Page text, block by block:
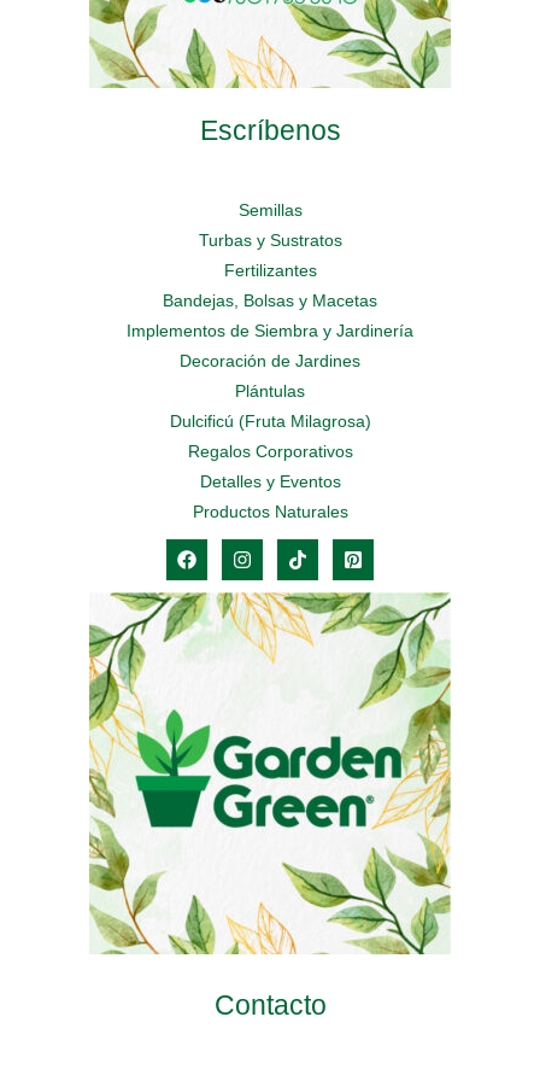
Escríbenos
Semillas
Turbas y Sustratos
Fertilizantes
Bandejas, Bolsas y Macetas
Implementos de Siembra y Jardinería
Decoración de Jardines
Plántulas
Dulcificú (Fruta Milagrosa)
Regalos Corporativos
Detalles y Eventos
Productos Naturales
Contacto